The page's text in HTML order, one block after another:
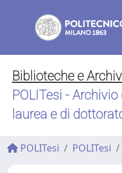
Biblioteche e
POLITesi -
laurea e di
POLITesi POLITesi